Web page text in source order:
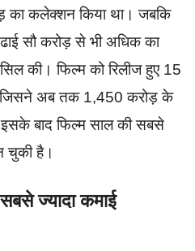
कलेक्शन किया था। जबकि
सौ करोड़ से भी अधिक का
की। फिल्म को रिलीज हुए 15
जिसने अब तक 1,450 करोड़ के
बाद फिल्म साल की सबसे
चुकी है।
सबसे ज्यादा कमाई